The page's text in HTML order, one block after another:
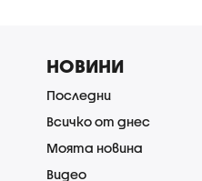
НОВИНИ
Последни
Всичко от днес
Моята новина
Видео